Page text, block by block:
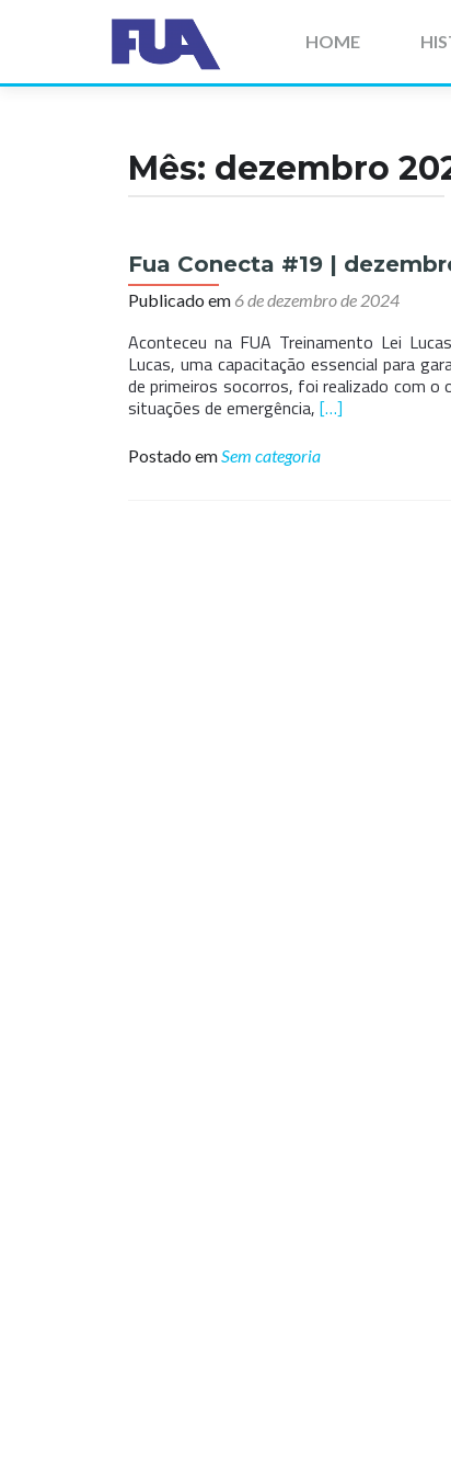
para
conteúdo
HOME
Mês: dezembro
Fua Conecta #19 |
Publicado em 6 de dezembro de 2024
Aconteceu na FUA Treinamento Lei
Lucas, uma capacitação essencial para
de primeiros socorros, foi realizado com o
situações de emergência, Leia
sobreFua
[…]
Postado emSem categoria